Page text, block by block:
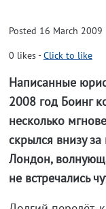
Posted 16 March 2009
0 likes-Click to like
Написанные
2008 год Боинг
несколько
скрылся внизу
Лондон,
не встречались